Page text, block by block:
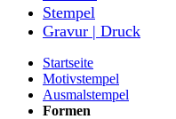
Stempel
Gravur | Druck
Startseite
Motivstempel
Ausmalstempel
Formen